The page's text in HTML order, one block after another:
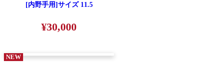
[内野手用]サイズ 11.5
¥30,000
NEW